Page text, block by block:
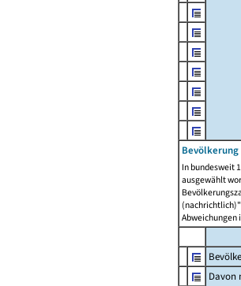
In bundesweit
ausgewählt
Abweichungen
Davon